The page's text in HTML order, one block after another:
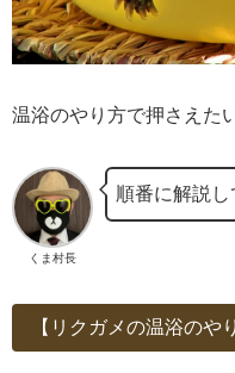
温浴のやり方で押さえた
くま村長
順番に解説し
【リクガメの温浴のや